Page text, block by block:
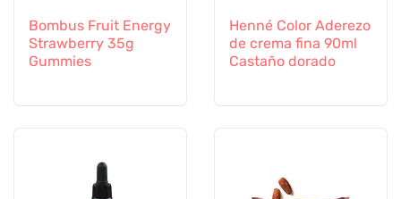
Bombus Fruit Energy
Strawberry 35g
Gummies
Henné Color Aderezo
de crema fina 90ml
Castaño dorado